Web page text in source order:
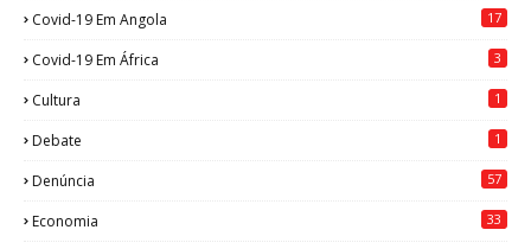
Covid-19 Em Angola 17
Covid-19 Em África 3
Cultura 1
Debate 1
Denúncia 57
Economia 33